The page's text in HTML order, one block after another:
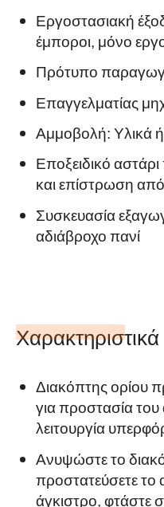
Εργοστασιακή
έμποροι, μόνο
Πρότυπο
Επαγγελματίας
Αμμοβολή: Υλικά ή
Εποξειδικό
και επίστρωση
Συσκευασία
αδιάβροχο πανί
Χαρακτηριστικά
Διακόπτης ορίου
για προστασία
λειτουργία
Ανυψώστε το
προστατεύσετε
άγκιστρο, φτάστε